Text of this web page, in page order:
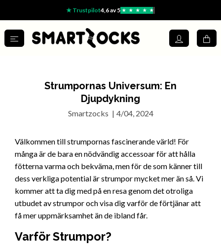
★ Trustpilot4,6 av 5 ★ ★ ★ ★ ★
Strumpornas Universum: En
Djupdykning
Smartzocks | 4/04, 2024
Välkommen till strumpornas fascinerande värld! För
många är de bara en nödvändig accessoar för att hålla
fötterna varma och bekväma, men för de som känner till
dess verkliga potential är strumpor mycket mer än så. Vi
kommer att ta dig med på en resa genom det otroliga
utbudet av strumpor och visa dig varför de förtjänar att
få mer uppmärksamhet än de ibland får.
Varför Strumpor?